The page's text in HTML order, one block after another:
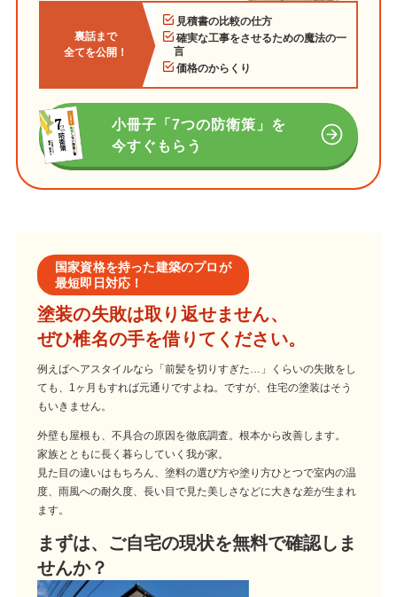
裏話まで
全てを公開！
見積書の比較の仕方
確実な工事をさせるための魔法の一
言
価格のからくり
小冊子「7つの防衛策」を
今すぐもらう
国家資格を持った建築のプロが
最短即日対応！
塗装の失敗は取り返せません、
ぜひ椎名の手を借りてください。
例えばヘアスタイルなら「前髪を切りすぎた…」くらいの失敗をし
ても、1ヶ月もすれば元通りですよね。ですが、住宅の塗装はそう
もいきません。
外壁も屋根も、不具合の原因を徹底調査。根本から改善します。
家族とともに長く暮らしていく我が家。
見た目の違いはもちろん、塗料の選び方や塗り方ひとつで室内の温
度、雨風への耐久度、長い目で見た美しさなどに大きな差が生まれ
ます。
まずは、ご自宅の現状を無料で確認しま
せんか？